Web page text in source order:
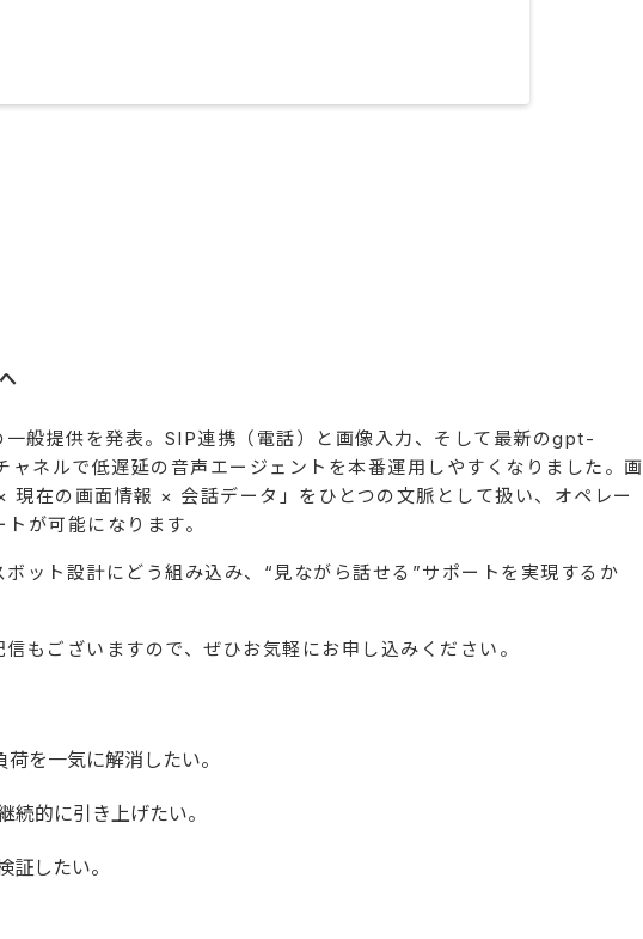
般提供を発表。SIP連携（電話）と画像入力、そして最新のgpt-
ネルで低遅延の音声エージェントを本番運用しやすくなりました。画
在の画面情報 × 会話データ」をひとつの文脈として扱い、オペレー
が可能になります。
ット設計にどう組み込み、“見ながら話せる”サポートを実現するか
もございますので、ぜひお気軽にお申し込みください。
を一気に解消したい。
的に引き上げたい。
したい。